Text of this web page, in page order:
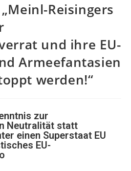
Reisingers
und ihre EU-
Armeefantasien
werden!“
zur
Neutralität statt
einen Superstaat EU
EU-